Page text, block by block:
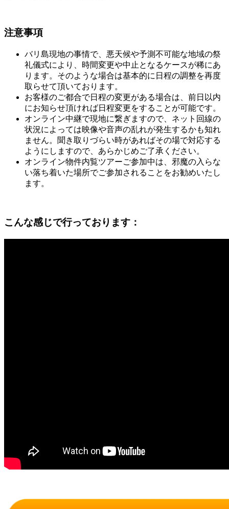
注意事項
バリ島現地の事情で、悪天候や予測不可能な地域の祭
礼儀式により、時間変更や中止となるケースが稀にあ
ります。そのような場合は基本的に日程の調整を再度
取らせて頂いております。
お客様のご都合で日程の変更がある場合は、前日以内
にお知らせ頂ければ日程変更をすることが可能です。
オンライン中継で現地に繋ぎますので、ネット回線の
状況によっては映像や音声の乱れが発生するかも知れ
ません。聞き取りづらい時があればその場で対応する
ようにしますので、あらかじめご了承ください。
オンライン物件内覧ツアーご参加中は、邪魔の入らな
い落ち着いた場所でご参加されることをお勧めいたし
ます。
こんな感じで行っております：